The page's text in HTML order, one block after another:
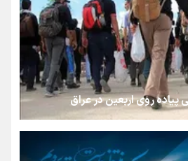
کنار مردم
تا غروب اشک
چهارماهه را شکست؛ «آهای مردم، آقا از